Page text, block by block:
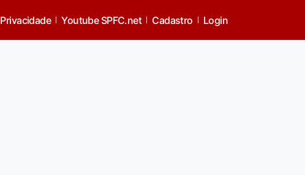
Privacidade Youtube SPFC.net Cadastro Login